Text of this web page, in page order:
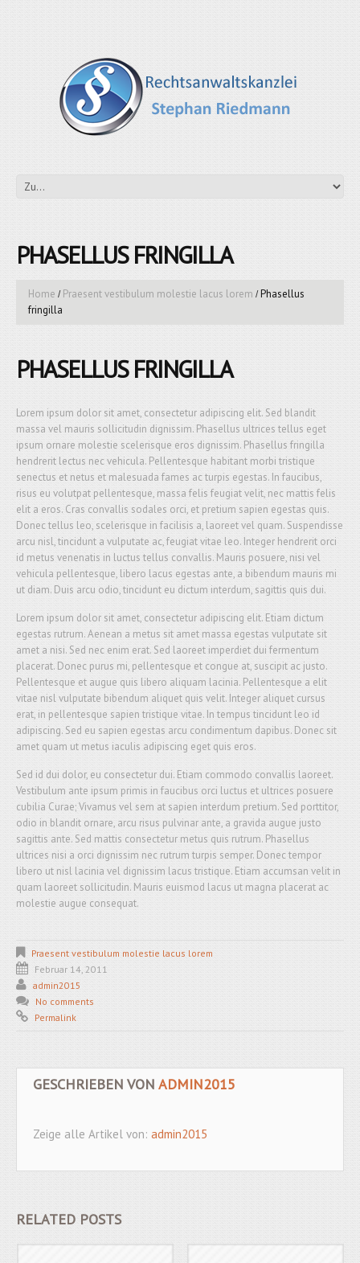
PHASELLUS FRINGILLA
Home Praesent vestibulum molestie lacus lorem Phasellus
fringilla
PHASELLUS FRINGILLA
Lorem ipsum dolor sit amet, consectetur adipiscing elit. Sed blandit
massa vel mauris sollicitudin dignissim. Phasellus ultrices tellus eget
ipsum ornare molestie scelerisque eros dignissim. Phasellus fringilla
hendrerit lectus nec vehicula. Pellentesque habitant morbi tristique
senectus et netus et malesuada fames ac turpis egestas. In faucibus,
risus eu volutpat pellentesque, massa felis feugiat velit, nec mattis felis
elit a eros. Cras convallis sodales orci, et pretium sapien egestas quis.
Donec tellus leo, scelerisque in facilisis a, laoreet vel quam. Suspendisse
arcu nisl, tincidunt a vulputate ac, feugiat vitae leo. Integer hendrerit orci
id metus venenatis in luctus tellus convallis. Mauris posuere, nisi vel
vehicula pellentesque, libero lacus egestas ante, a bibendum mauris mi
ut diam. Duis arcu odio, tincidunt eu dictum interdum, sagittis quis dui.
Lorem ipsum dolor sit amet, consectetur adipiscing elit. Etiam dictum
egestas rutrum. Aenean a metus sit amet massa egestas vulputate sit
amet a nisi. Sed nec enim erat. Sed laoreet imperdiet dui fermentum
placerat. Donec purus mi, pellentesque et congue at, suscipit ac justo.
Pellentesque et augue quis libero aliquam lacinia. Pellentesque a elit
vitae nisl vulputate bibendum aliquet quis velit. Integer aliquet cursus
erat, in pellentesque sapien tristique vitae. In tempus tincidunt leo id
adipiscing. Sed eu sapien egestas arcu condimentum dapibus. Donec sit
amet quam ut metus iaculis adipiscing eget quis eros.
Sed id dui dolor, eu consectetur dui. Etiam commodo convallis laoreet.
Vestibulum ante ipsum primis in faucibus orci luctus et ultrices posuere
cubilia Curae; Vivamus vel sem at sapien interdum pretium. Sed porttitor,
odio in blandit ornare, arcu risus pulvinar ante, a gravida augue justo
sagittis ante. Sed mattis consectetur metus quis rutrum. Phasellus
ultrices nisi a orci dignissim nec rutrum turpis semper. Donec tempor
libero ut nisl lacinia vel dignissim lacus tristique. Etiam accumsan velit in
quam laoreet sollicitudin. Mauris euismod lacus ut magna placerat ac
molestie augue consequat.
Praesent vestibulum molestie lacus lorem
Februar 14, 2011
admin2015
No comments
Permalink
GESCHRIEBEN VON ADMIN2015
Zeige alle Artikel von: admin2015
RELATED POSTS